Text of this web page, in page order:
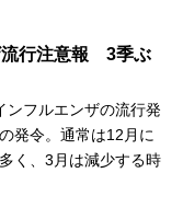
流行注意報 3季ぶ
フルエンザの流行発
発令。通常は12月に
く、3月は減少する時